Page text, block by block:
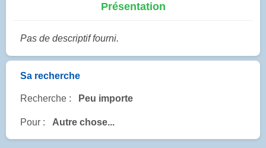
Présentation
Pas de descriptif fourni.
Sa recherche
Recherche : Peu importe
Pour : Autre chose...